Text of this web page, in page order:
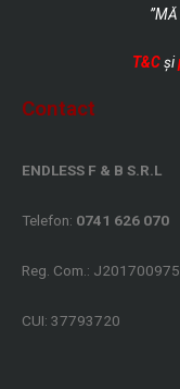
T&C și
Contact
ENDLESS F & B S.R.L
Telefon: 0741 626 070
Reg. Com.:
CUI: 37793720